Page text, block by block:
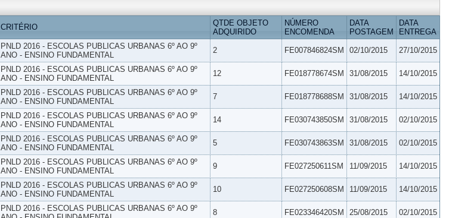
CRITÉRIO
QTDE OBJETO
ADQUIRIDO
NÚMERO
ENCOMENDA
DATA
POSTAGEM
DATA
ENTREGA
PNLD 2016 - ESCOLAS PUBLICAS URBANAS 6º AO 9º
ANO - ENSINO FUNDAMENTAL
2 FE007846824SM 02/10/2015 27/10/2015
PNLD 2016 - ESCOLAS PUBLICAS URBANAS 6º AO 9º
ANO - ENSINO FUNDAMENTAL
12 FE018778674SM 31/08/2015 14/10/2015
PNLD 2016 - ESCOLAS PUBLICAS URBANAS 6º AO 9º
ANO - ENSINO FUNDAMENTAL
7 FE018778688SM 31/08/2015 14/10/2015
PNLD 2016 - ESCOLAS PUBLICAS URBANAS 6º AO 9º
ANO - ENSINO FUNDAMENTAL
14 FE030743850SM 31/08/2015 02/10/2015
PNLD 2016 - ESCOLAS PUBLICAS URBANAS 6º AO 9º
ANO - ENSINO FUNDAMENTAL
5 FE030743863SM 31/08/2015 02/10/2015
PNLD 2016 - ESCOLAS PUBLICAS URBANAS 6º AO 9º
ANO - ENSINO FUNDAMENTAL
9 FE027250611SM 11/09/2015 14/10/2015
PNLD 2016 - ESCOLAS PUBLICAS URBANAS 6º AO 9º
ANO - ENSINO FUNDAMENTAL
10 FE027250608SM 11/09/2015 14/10/2015
PNLD 2016 - ESCOLAS PUBLICAS URBANAS 6º AO 9º
8 FE023346420SM 25/08/2015 02/10/2015